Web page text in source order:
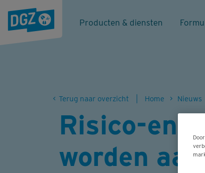
Producten & diensten
Terug naar overzicht Home Nieuws
Risico-
worden